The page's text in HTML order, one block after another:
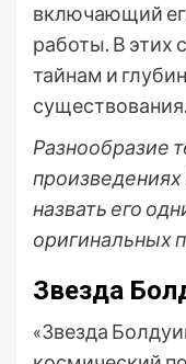
включающий
работы. В этих
тайнам и
существования.
Разнообразие
назвать его
оригинальных
Звезда
«Звезда